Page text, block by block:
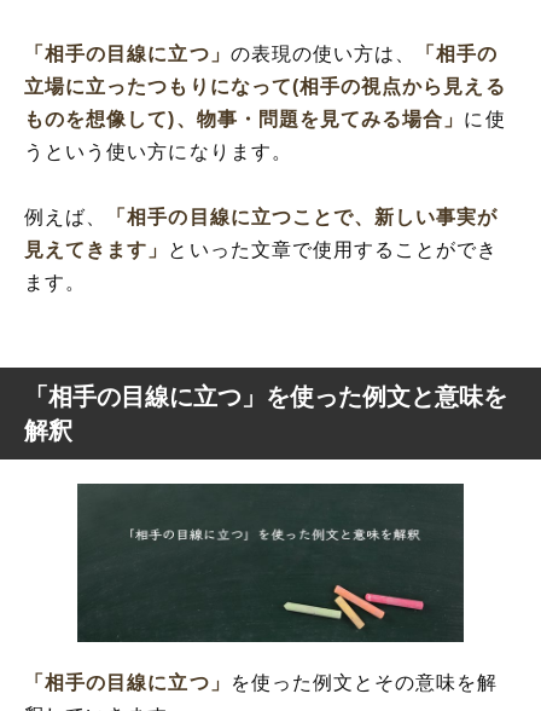
「相手の目線に立つ」 の表現の使い方は、
「相手の
立場に立ったつもりになって(相手の視点から見える
ものを想像して)、物事・問題を見てみる場合」 に使
うという使い方になります。
例えば、
「相手の目線に立つことで、新しい事実が
見えてきます」 といった文章で使用することができ
ます。
「相手の目線に立つ」を使った例文と意味を
解釈
「相手の目線に立つ」
を使った例文とその意味を解